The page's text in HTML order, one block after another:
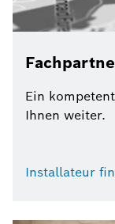
Ein
Ihnen weiter.
Installateur